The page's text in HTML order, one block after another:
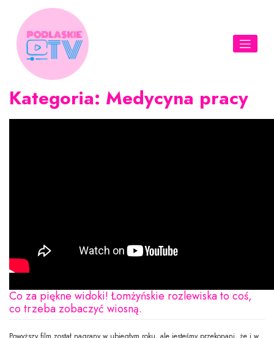
content
Kategoria: Medycyna pracy
Co za piękne widoki! Łomżyńskie rozlewiska to coś,
co trzeba zobaczyć wiosną.